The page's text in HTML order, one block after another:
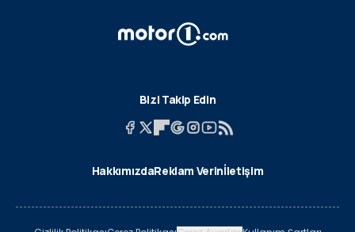
Bizi Takip Edin
HakkımızdaReklam Verinİletişim